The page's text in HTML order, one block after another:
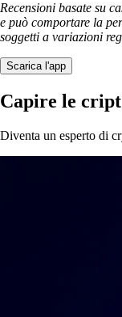
Recensioni basate su
e può comportare la
soggetti a variazioni
Scarica l'app
Capire le
Diventa un esperto di